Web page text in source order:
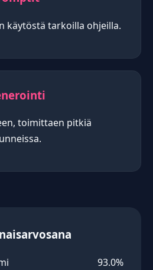
käytöstä tarkoilla ohjeilla.
toimittaen pitkiä
93.0%